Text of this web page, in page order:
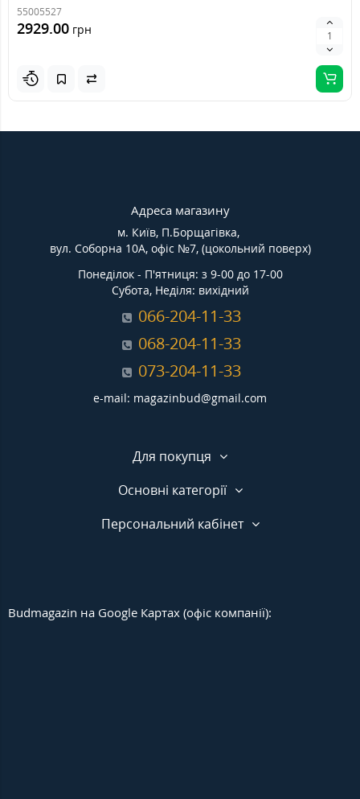
55005527
2929.00 грн
Адреса магазину
м. Київ, П.Борщагівка,
вул. Соборна 10А, офіс №7, (цокольний поверх)
Понеділок - П'ятниця: з 9-00 до 17-00
Субота, Неділя: вихідний
066-204-11-33
068-204-11-33
073-204-11-33
e-mail: magazinbud@gmail.com
Для покупця
Основні категорії
Персональний кабінет
Budmagazin на Google Картах (офіс компанії):